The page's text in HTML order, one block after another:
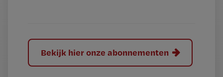
Bekijk hier onze abonnementen